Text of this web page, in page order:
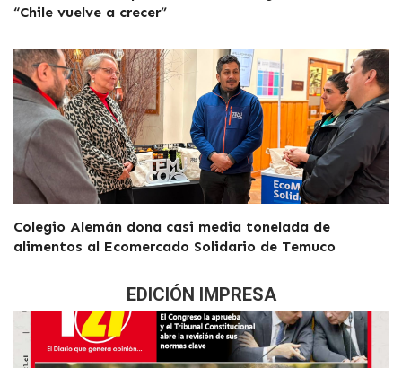
“Chile vuelve a crecer”
Colegio Alemán dona casi media tonelada de
alimentos al Ecomercado Solidario de Temuco
EDICIÓN IMPRESA